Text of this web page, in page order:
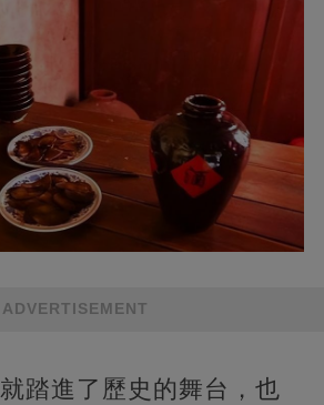
ADVERTISEMENT
就踏進了歷史的舞台，也